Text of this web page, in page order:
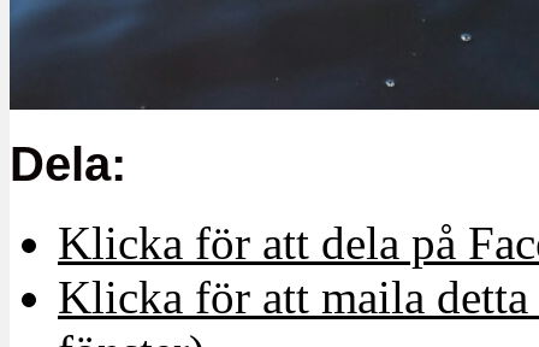
Dela:
Klicka för att dela på
Klicka för att maila